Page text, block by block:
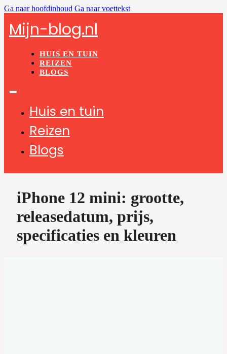
Ga naar hoofdinhoud Ga naar voettekst
Mijn-blog.nl
HUIS EN TUIN
REIZEN
BLOGS
Huis en tuin
Reizen
Blogs
iPhone 12 mini: grootte,
releasedatum, prijs,
specificaties en kleuren